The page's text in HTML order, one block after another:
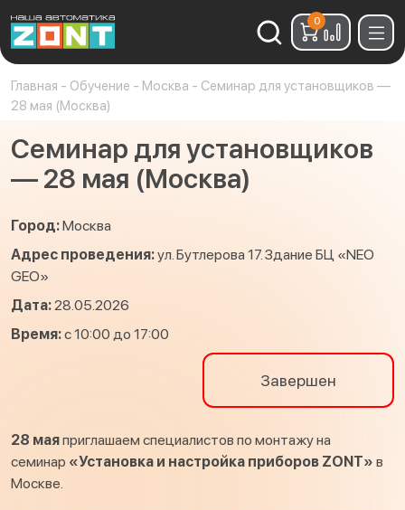
Найти:
0
Главная - Обучение - Москва - Семинар для установщиков —
28 мая (Москва)
Семинар для установщиков
— 28 мая (Москва)
Город:Москва
Адрес проведения:ул. Бутлерова 17. Здание БЦ «NEO
GEO»
Дата:28.05.2026
Время:с 10:00 до 17:00
Завершен
28 маяприглашаем специалистов по монтажу на
семинар «Установка и настройка приборов ZONT» в
Москве.